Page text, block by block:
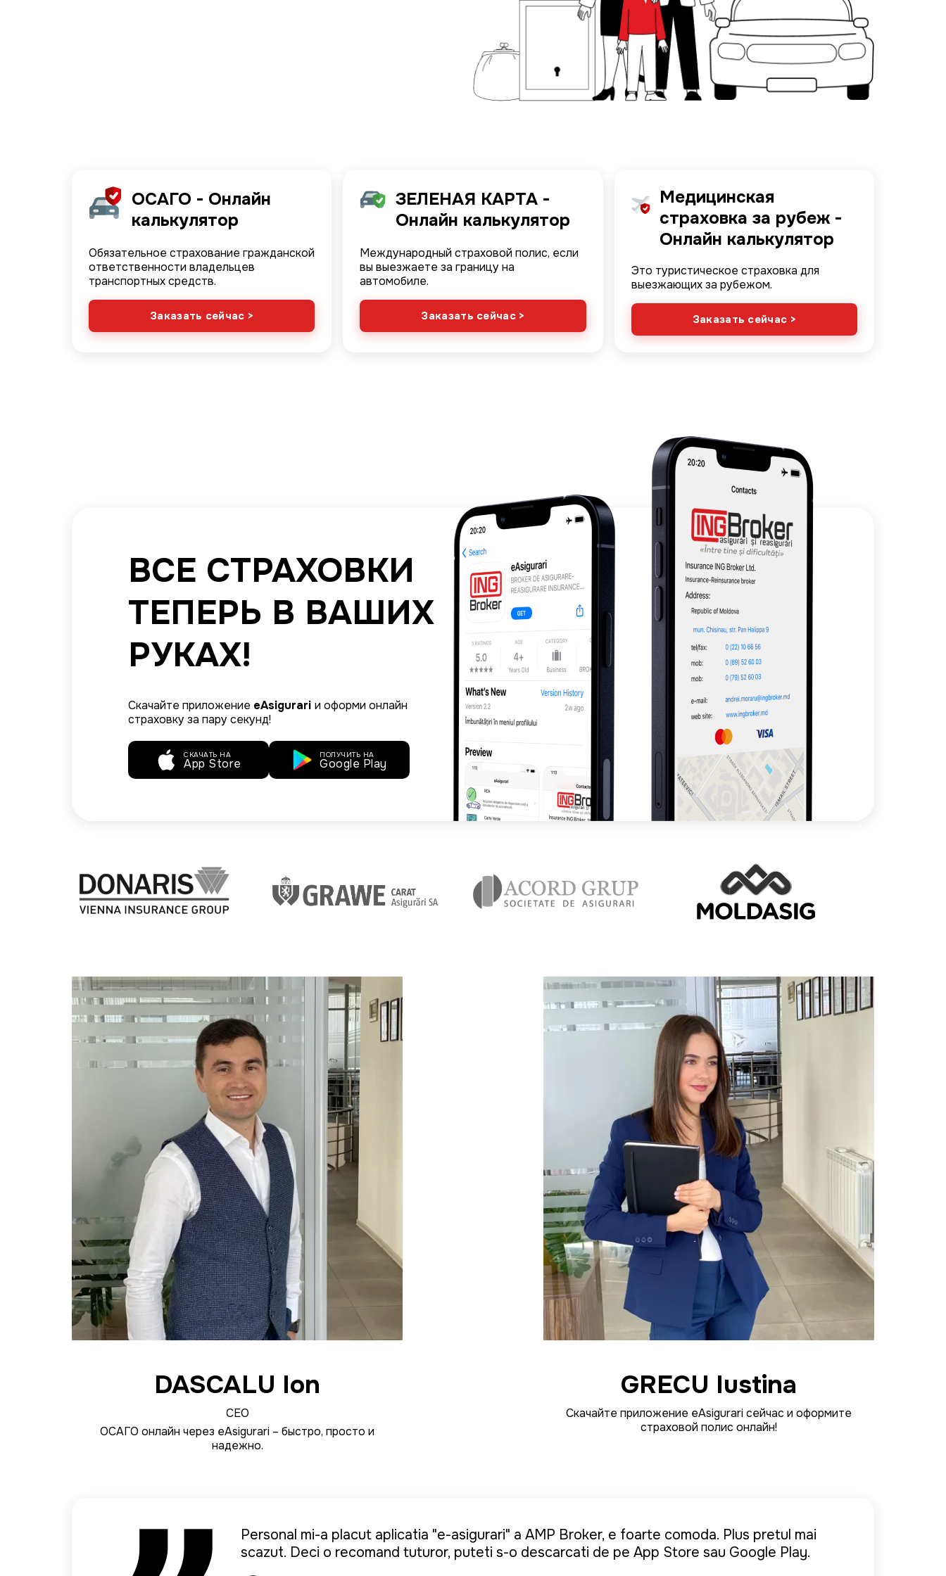
Image
ОСАГО - Онлайн
калькулятор
Обязательное страхование гражданской
ответственности владельцев
транспортных средств.
Заказать сейчас >
Image
ЗЕЛЕНАЯ КАРТА -
Онлайн калькулятор
Международный страховой полис, если
вы выезжаете за границу на
автомобиле.
Заказать сейчас >
Image
Медицинская
страховка за рубеж -
Онлайн калькулятор
Это туристическое страховка для
выезжающих за рубежом.
Заказать сейчас >
ВСЕ СТРАХОВКИ
ТЕПЕРЬ В ВАШИХ
РУКАХ!
Скачайте приложение eAsigurari и оформи онлайн
страховку за пару секунд!
СКАЧАТЬ НА
App Store
ПОЛУЧИТЬ НА
Google Play
DASCALU Ion
CEO
ОСАГО онлайн через eAsigurari – быстро, просто и
надежно.
GRECU Iustina
Скачайте приложение eAsigurari сейчас и оформите
страховой полис онлайн!
Страхую здесь машину много лет. Обязаловка, каско, гринкарты. я люблю все
делать удаленно. а у ING брокера свое приложение, все заказываю через него.
Personal mi-a placut aplicatia "e-asigurari" a AMP Broker, e foarte comoda. Plus pretul mai
scazut. Deci o recomand tuturor, puteti s-o descarcati de pe App Store sau Google Play.
Mi-a placut ca nu am pierdut mult timp la voi. Urasc cind sunt tinuta cu orele si pierd din
timpul atit de pretios.